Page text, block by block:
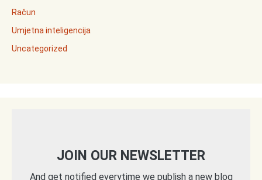
Račun
Umjetna inteligencija
Uncategorized
JOIN OUR NEWSLETTER
And get notified everytime we publish a new blog